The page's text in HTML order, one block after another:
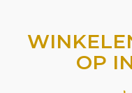
OP